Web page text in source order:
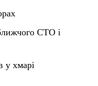
СТО і
у хмарі